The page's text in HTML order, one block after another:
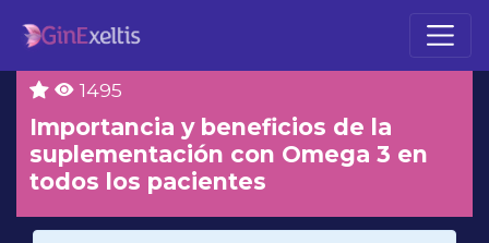
1495
Importancia y beneficios de la
suplementación con Omega 3 en
todos los pacientes